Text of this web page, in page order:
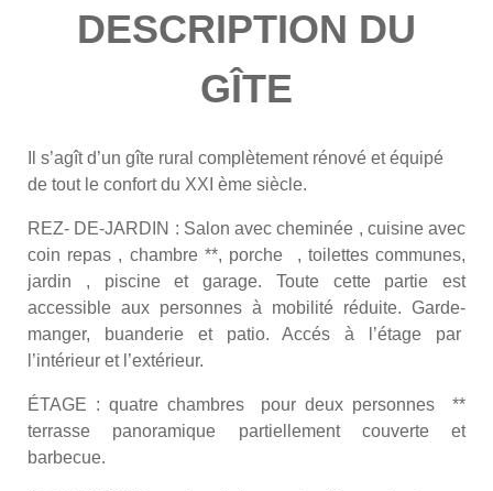
DESCRIPTION DU
GÎTE
Il s’agît d’un gîte rural complètement rénové et équipé
de tout le confort du XXI ème siècle.
REZ- DE-JARDIN : Salon avec cheminée , cuisine avec
coin repas , chambre **, porche , toilettes communes,
jardin , piscine et garage. Toute cette partie est
accessible aux personnes à mobilité réduite. Garde-
manger, buanderie et patio. Accés à l’étage par
l’intérieur et l’extérieur.
ÉTAGE : quatre chambres pour deux personnes **
terrasse panoramique partiellement couverte et
barbecue.